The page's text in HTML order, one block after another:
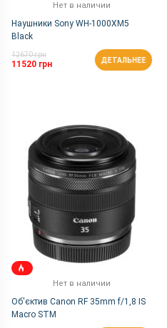
Нет в наличии
Наушники Sony WH-1000XM5
Black
12670 грн
11520 грн ДЕТАЛЬНЕЕ
Нет в наличии
Об'єктив Canon RF 35mm f/1,8 IS
Macro STM